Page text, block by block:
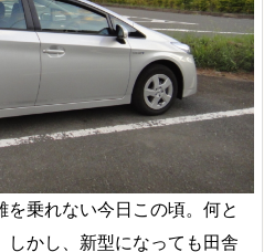
乗れない今日この頃。何と
かし、新型になっても田舎